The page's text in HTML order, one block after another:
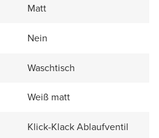
Matt
Nein
Waschtisch
Weiß matt
Klick-Klack Ablaufventil